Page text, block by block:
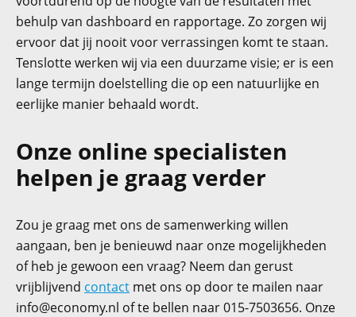
behulp van dashboard en rapportage. Zo zorgen wij
ervoor dat jij nooit voor verrassingen komt te staan.
Tenslotte werken wij via een duurzame visie; er is een
lange termijn doelstelling die op een natuurlijke en
eerlijke manier behaald wordt.
Onze online specialisten
helpen je graag verder
Zou je graag met ons de samenwerking willen
aangaan, ben je benieuwd naar onze mogelijkheden
of heb je gewoon een vraag? Neem dan gerust
vrijblijvend contact met ons op door te mailen naar
info@economy.nl of te bellen naar 015-7503656. Onze